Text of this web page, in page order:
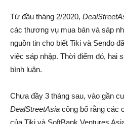
Từ đầu tháng 2/2020,
các thương vụ mua bán và sáp
nguồn tin cho biết Tiki và Sendo
việc sáp nhập. Thời điểm đó, hai
bình luận.
Chưa đầy 3 tháng sau, vào gần
DealStreetAsia công bố rằng các